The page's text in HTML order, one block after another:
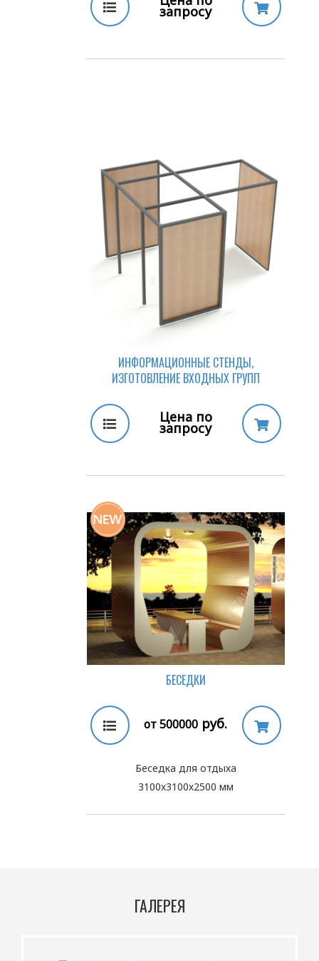
запросу
ИНФОРМАЦИОННЫЕ СТЕНДЫ,
ИЗГОТОВЛЕНИЕ ВХОДНЫХ ГРУПП
Цена по
запросу
БЕСЕДКИ
от 500000 руб.
Беседка для отдыха
3100х3100х2500 мм
ГАЛЕРЕЯ